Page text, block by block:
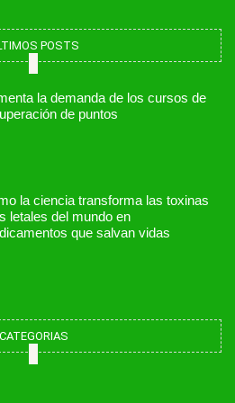
POSTS
la demanda de los cursos de
de puntos
la ciencia transforma las toxinas
letales del mundo en
que salvan vidas
CATEGORIAS